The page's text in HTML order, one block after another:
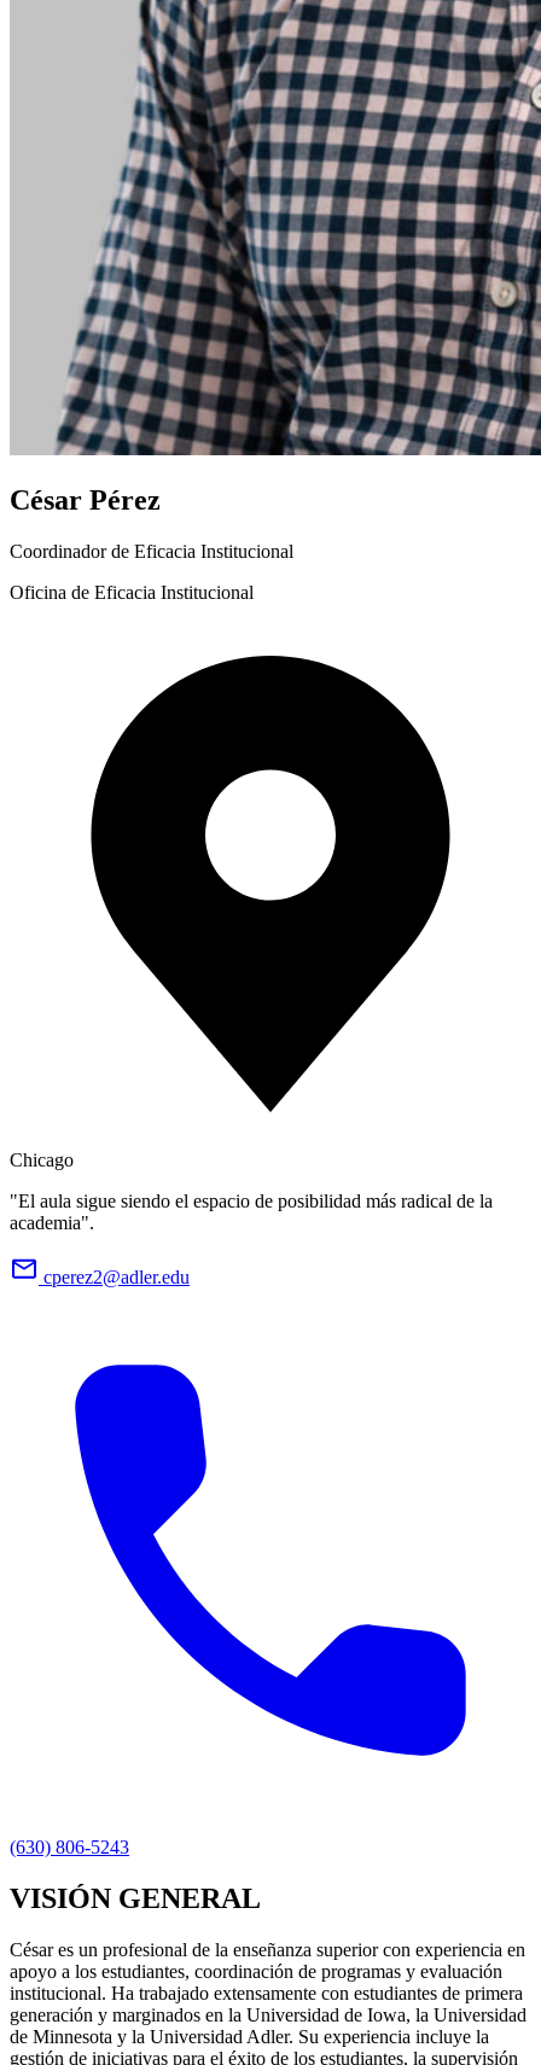
César Pérez
Coordinador de Eficacia Institucional
Oficina de Eficacia Institucional
Chicago
"El aula sigue siendo el espacio de posibilidad más radical de la
academia".
cperez2@adler.edu
(630) 806-5243
VISIÓN GENERAL
César es un profesional de la enseñanza superior con experiencia en
apoyo a los estudiantes, coordinación de programas y evaluación
institucional. Ha trabajado extensamente con estudiantes de primera
generación y marginados en la Universidad de Iowa, la Universidad
de Minnesota y la Universidad Adler. Su experiencia incluye la
gestión de iniciativas para el éxito de los estudiantes, la supervisión